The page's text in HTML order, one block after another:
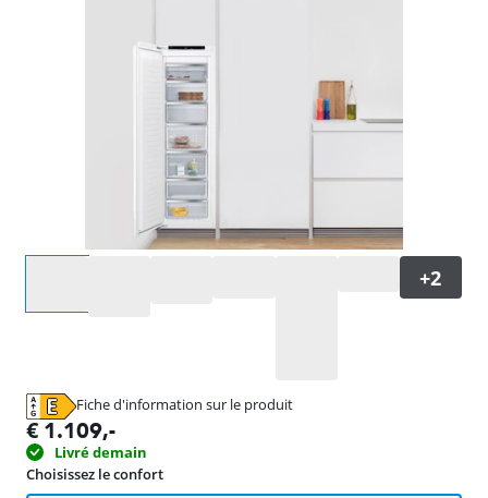
Fiche d'information sur le produit
s'ouvre dans un nouvel onglet
€ 1.109,-
Livré demain
Choisissez le confort